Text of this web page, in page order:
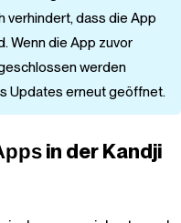
verhindert, dass die App
Wenn die App zuvor
werden
Updates erneut geöffnet.
in derKandji